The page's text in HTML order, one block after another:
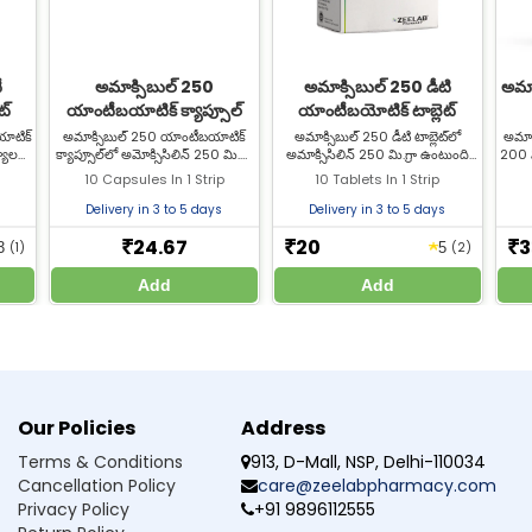
ఆపకండి
ఒకేసారి రెండు మోతాదులు తీసుకోకండి
ఉంచండి
(1)
అమాక్సిబుల్ 250
యాంటీబయాటిక్ క్యాప్సూల్
అమాక్సిబుల్ 250 యాంటీబయాటిక్
క్యాప్సూల్‌లో అమోక్సిసిలిన్ 250 మి.గ్రా
ఉంటుంది మరియు ఇది బ్యాక్టీరియా
సంక్రామ్యతల చికిత్సకు ఉపయోగిస్తారు.
అమోక్సిసిలిన్ 250 మి.గ్రా ను జీల్యాబ్
10 Capsules In 1 Strip
Delivery in 3 to 5 days
₹24.67
Add
అమాక్సిబుల్ 250 డీటి
యాంటీబయోటిక్ టాబ్లెట్
అమాక్సిబుల్ 250 డీటి టాబ్లెట్‌లో
అమాక్సిసిలిన్ 250 మి.గ్రా ఉంటుంది
మరియు ఇది బ్యాక్టీరియా సంక్రామ్యాల
చికిత్సకు ఉపయోగిస్తారు. అమాక్సిసిలిన్
250 మి.గ్రా ను జీల్యాబ్ ఫార్మసీ నుండి
10 Tablets In 1 Strip
Delivery in 3 to 5 days
₹20 ★5 (2)
Add
200
₹
Our Policies
Terms & Conditions
Cancellation Policy
Privacy Policy
Address
913, D-Mall, NSP, Delhi-110034
care@zeelabpharmacy.com
+91 9896112555